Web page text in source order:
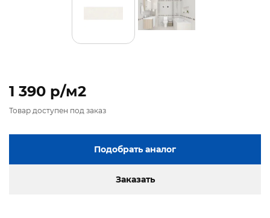
1 390 p/м2
Товар доступен под заказ
Подобрать аналог
Заказать